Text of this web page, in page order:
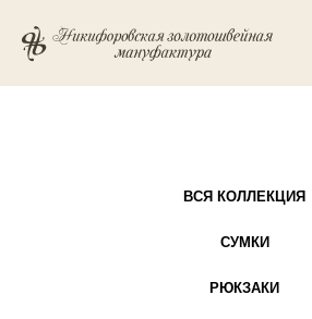
ВСЯ КОЛЛЕКЦИЯ
СУМКИ
РЮКЗАКИ